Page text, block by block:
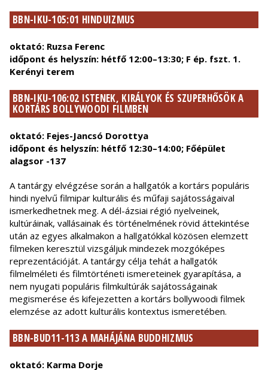
BBN-IKU-105:01 HINDUIZMUS
oktató: Ruzsa Ferenc
időpont és helyszín: hétfő 12:00–13:30; F ép. fszt. 1.
Kerényi terem
BBN-IKU-106:02 ISTENEK, KIRÁLYOK ÉS SZUPERHŐSÖK A
KORTÁRS BOLLYWOODI FILMBEN
oktató: Fejes-Jancsó Dorottya
időpont és helyszín: hétfő 12:30–14:00; Főépület
alagsor -137
A tantárgy elvégzése során a hallgatók a kortárs populáris
hindi nyelvű filmipar kulturális és műfaji sajátosságaival
ismerkedhetnek meg. A dél-ázsiai régió nyelveinek,
kultúráinak, vallásainak és történelmének rövid áttekintése
után az egyes alkalmakon a hallgatókkal közösen elemzett
filmeken keresztül vizsgáljuk mindezek mozgóképes
reprezentációját. A tantárgy célja tehát a hallgatók
filmelméleti és filmtörténeti ismereteinek gyarapítása, a
nem nyugati populáris filmkultúrák sajátosságainak
megismerése és kifejezetten a kortárs bollywoodi filmek
elemzése az adott kulturális kontextus ismeretében.
BBN-BUD11-113 A MAHÁJÁNA BUDDHIZMUS
oktató: Karma Dorje